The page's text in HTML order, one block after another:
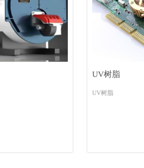
UV树脂
UV树脂